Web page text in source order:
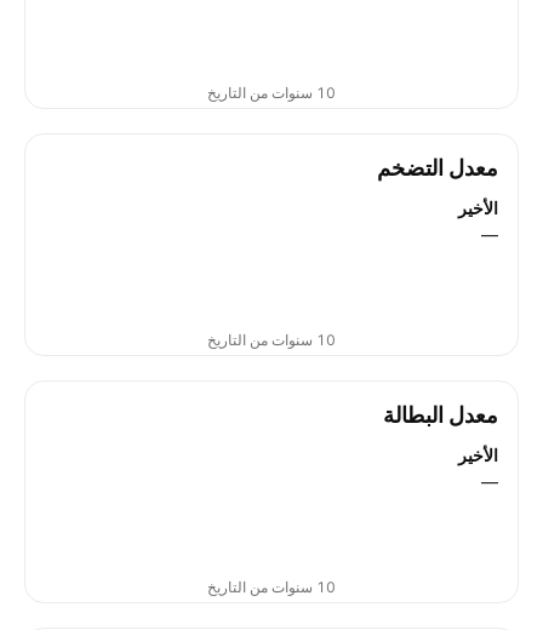
10 سنوات من التاريخ
معدل التضخم
الأخير
—
10 سنوات من التاريخ
معدل البطالة
الأخير
—
10 سنوات من التاريخ